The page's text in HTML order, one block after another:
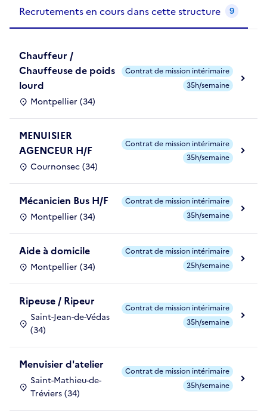
Recrutements en cours dans cette structure 9
Chauffeur /
Chauffeuse de poids
lourd
Montpellier (34)
Contrat de mission intérimaire
35h/semaine
MENUISIER
AGENCEUR H/F
Cournonsec (34)
Contrat de mission intérimaire
35h/semaine
Mécanicien Bus H/F
Montpellier (34)
Contrat de mission intérimaire
35h/semaine
Aide à domicile
Montpellier (34)
Contrat de mission intérimaire
25h/semaine
Ripeuse / Ripeur
Saint-Jean-de-Védas
(34)
Contrat de mission intérimaire
35h/semaine
Menuisier d'atelier
Saint-Mathieu-de-
Tréviers (34)
Contrat de mission intérimaire
35h/semaine